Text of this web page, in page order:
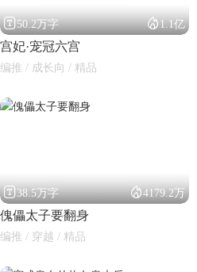
50.2万字 1.1亿
宫妃·宠冠六宫
编推 / 成长向 / 精品
38.5万字 4179.2万
傀儡太子要翻身
编推 / 穿越 / 精品